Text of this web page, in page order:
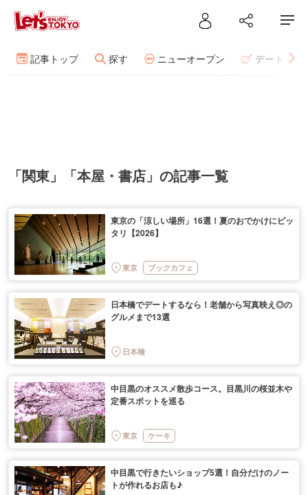
記事トップ 探す ニューオープン デート
「関東」「本屋・書店」の記事一覧
東京の「涼しい場所」16選！夏のおでかけにピッ
タリ【2026】
東京 ブックカフェ
日本橋でデートするなら！老舗から写真映え◎の
グルメまで13選
日本橋
中目黒のオススメ散歩コース。目黒川の桜並木や
定番スポットを巡る
東京 ケーキ
中目黒で行きたいショップ5選！自分だけのノー
トが作れるお店も♪